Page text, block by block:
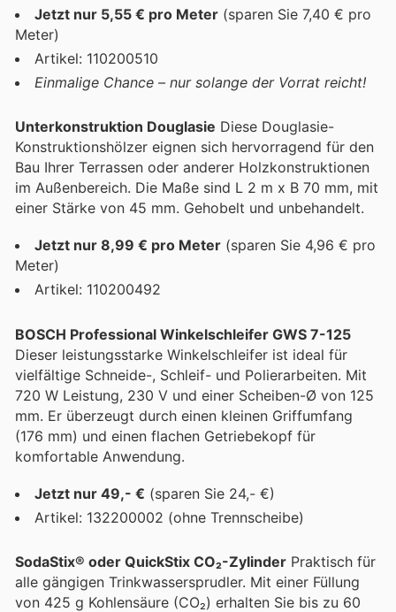
Jetzt nur 5,55 € pro Meter (sparen Sie 7,40 € pro
Meter)
Artikel: 110200510
Einmalige Chance – nur solange der Vorrat reicht!
Unterkonstruktion Douglasie Diese Douglasie-
Konstruktionshölzer eignen sich hervorragend für den
Bau Ihrer Terrassen oder anderer Holzkonstruktionen
im Außenbereich. Die Maße sind L 2 m x B 70 mm, mit
einer Stärke von 45 mm. Gehobelt und unbehandelt.
Jetzt nur 8,99 € pro Meter (sparen Sie 4,96 € pro
Meter)
Artikel: 110200492
BOSCH Professional Winkelschleifer GWS 7-125
Dieser leistungsstarke Winkelschleifer ist ideal für
vielfältige Schneide-, Schleif- und Polierarbeiten. Mit
720 W Leistung, 230 V und einer Scheiben-Ø von 125
mm. Er überzeugt durch einen kleinen Griffumfang
(176 mm) und einen flachen Getriebekopf für
komfortable Anwendung.
Jetzt nur 49,- € (sparen Sie 24,- €)
Artikel: 132200002 (ohne Trennscheibe)
SodaStix® oder QuickStix CO₂-Zylinder Praktisch für
alle gängigen Trinkwassersprudler. Mit einer Füllung
von 425 g Kohlensäure (CO₂) erhalten Sie bis zu 60